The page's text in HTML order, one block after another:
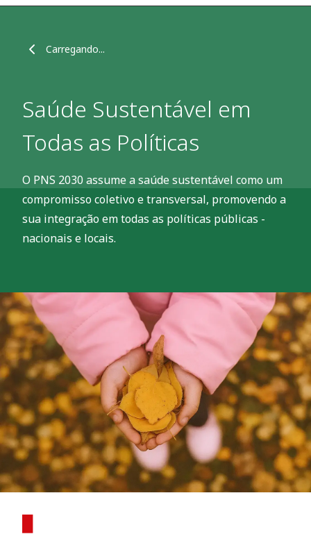
Carregando...
Saúde Sustentável em
Todas as Políticas
O PNS 2030 assume a saúde sustentável como um
compromisso coletivo e transversal, promovendo a
sua integração em todas as políticas públicas -
nacionais e locais.